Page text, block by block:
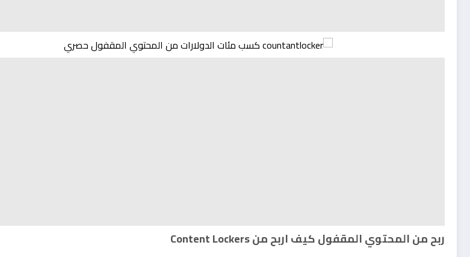
ربح من المحتوي المقفولكيف اربح من Content Lockers